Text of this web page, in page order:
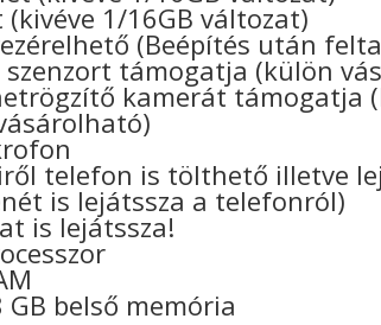
(kivéve 1/16GB változat)
(Beépítés után
szenzort támogatja (külön
kamerát támogatja
telefon is tölthető illetve
is lejátssza a telefonról)
is lejátssza!
belső memória